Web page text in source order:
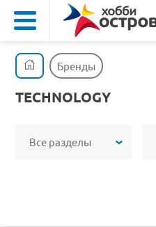
Бренды
TECHNOLOGY
Все разделы